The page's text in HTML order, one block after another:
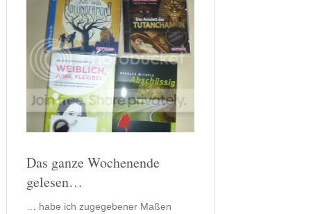
Das ganze Wochenende
gelesen…
… habe ich zugegebener Maßen